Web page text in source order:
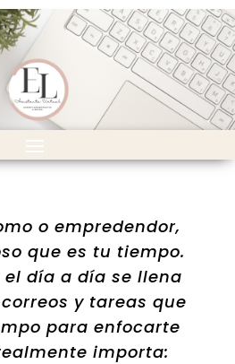
o empredendor,
que es tu tiempo.
el día a día se llena
y tareas que
para enfocarte
importa: